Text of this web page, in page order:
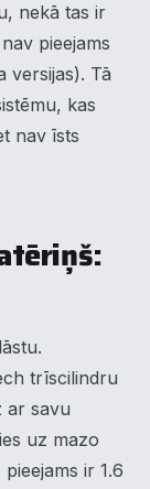
nekā tas ir
pieejams
versijas). Tā
kas
nav īsts
trīscilindru
ar savu
uz mazo
ir 1.6